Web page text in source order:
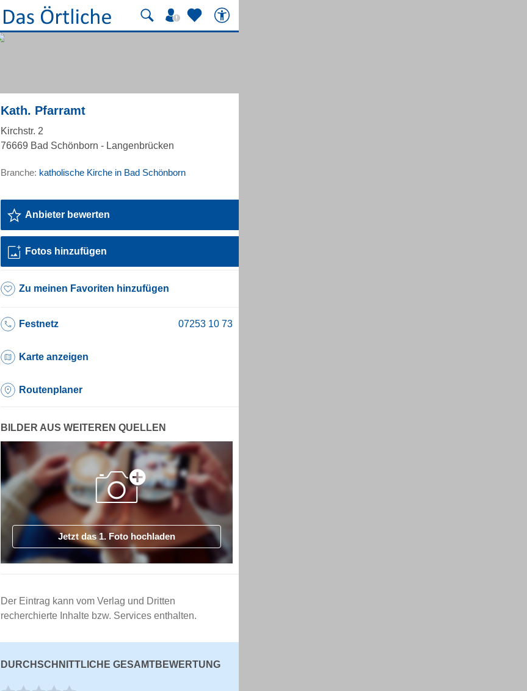
Kath. Pfarramt
Kirchstr. 2
76669 Bad Schönborn - Langenbrücken
Branche: katholische Kirche in Bad Schönborn
Anbieter bewerten
Fotos hinzufügen
Zu meinen Favoriten hinzufügen
Festnetz
Karte anzeigen
Routenplaner
BILDER AUS WEITEREN QUELLEN
Jetzt das 1. Foto hochladen
Der Eintrag kann vom Verlag und Dritten
recherchierte Inhalte bzw. Services enthalten.
DURCHSCHNITTLICHE GESAMTBEWERTUNG